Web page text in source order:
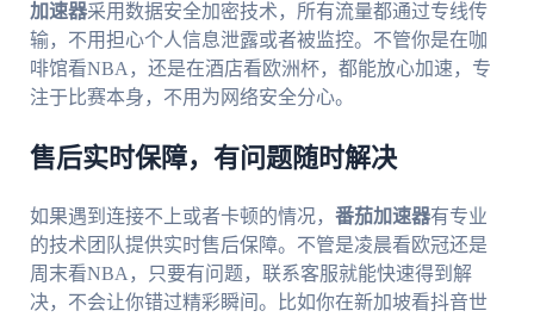
加速器采用数据安全加密技术，所有流量都通过专线传
输，不用担心个人信息泄露或者被监控。不管你是在咖
啡馆看NBA，还是在酒店看欧洲杯，都能放心加速，专
注于比赛本身，不用为网络安全分心。
售后实时保障，有问题随时解决
如果遇到连接不上或者卡顿的情况， 番茄加速器有专业
的技术团队提供实时售后保障。不管是凌晨看欧冠还是
周末看NBA，只要有问题，联系客服就能快速得到解
决，不会让你错过精彩瞬间。比如你在新加坡看抖音世